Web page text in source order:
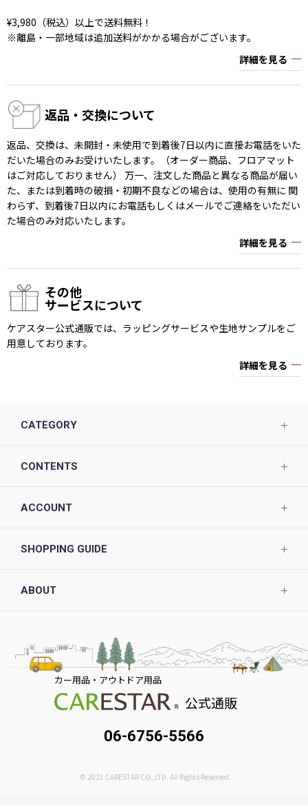
¥3,980（税込）以上で送料無料！
※離島・一部地域は追加送料がかかる場合がございます。
詳細を見る
返品・交換について
返品、交換は、未開封・未使用で到着後7日以内に直接お電話をいた
だいた場合のみお受けいたします。（オーダー商品、フロアマット
はご対応しておりません） 万一、注文した商品と異なる商品が届い
た、または到着時の破損・初期不良などの場合は、使用の有無に 関
わらず、到着後7日以内にお電話もしくはメールでご連絡をいただい
た場合のみ対応いたします。
詳細を見る
その他
サービスについて
ケアスター公式通販では、ラッピングサービスや生地サンプルをご
用意しております。
詳細を見る
CATEGORY
CONTENTS
ACCOUNT
SHOPPING GUIDE
ABOUT
カー用品・アウトドア用品
公式通販
06-6756-5566
© 2021 CARESTAR CO.,LTD. All Rights Reserved